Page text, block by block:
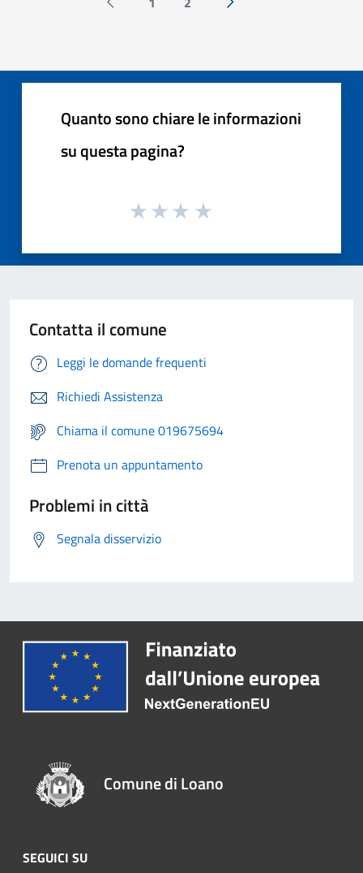
Pagina precedente Successiva »
Quanto sono chiare le informazioni
su questa pagina?
Contatta il comune
Leggi le domande frequenti
Richiedi Assistenza
Chiama il comune 019675694
Prenota un appuntamento
Problemi in città
Segnala disservizio
Comune di Loano
SEGUICI SU